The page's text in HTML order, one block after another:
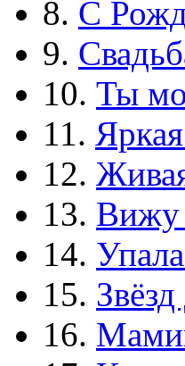
8. С
9.
10. Ты
11.
12.
13. Вижу
14.
15.
16.